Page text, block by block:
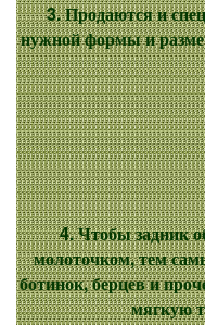
3. Продаются и
нужной формы и
4. Чтобы задник
молоточком, тем
ботинок, берцев и
мягкую